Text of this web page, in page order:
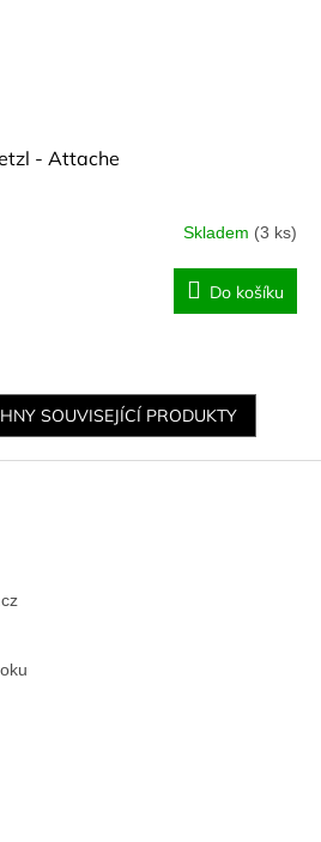
- Attache
Skladem (3 ks)
Do košíku
SOUVISEJÍCÍ PRODUKTY